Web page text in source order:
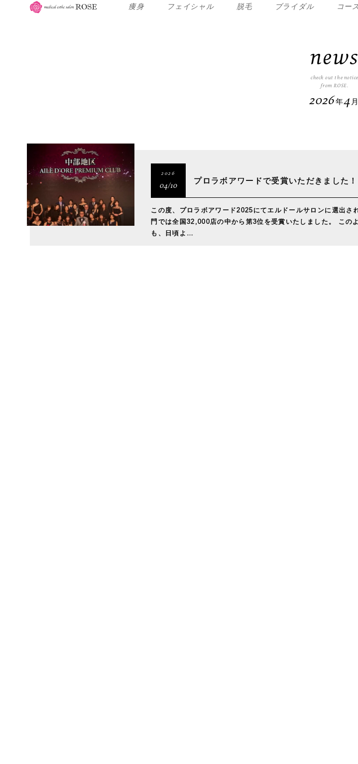
痩身 フェイシャル 脱毛 ブライダル コー
news
check out the notice
from ROSE.
2026年4 月
2026
04/10 プロラボアワードで受賞いただきました！
この度、プロラボアワード2025にてエルドールサロンに選出さ
門では全国32,000店の中から第3位を受賞いたしました。 この
も、日頃よ…